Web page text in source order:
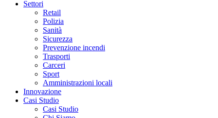
Settori
Retail
Polizia
Sanità
Sicurezza
Prevenzione incendi
Trasporti
Carceri
Sport
Amministrazioni locali
Innovazione
Casi Studio
Casi Studio